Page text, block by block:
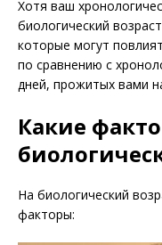
Хотя ваш
биологический
которые могут
по сравнению с
дней, прожитых вами
Какие
На биологический
факторы: